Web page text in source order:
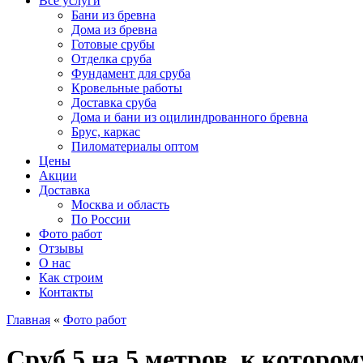
Бани из бревна
Дома из бревна
Готовые срубы
Отделка сруба
Фундамент для сруба
Кровельные работы
Доставка сруба
Дома и бани из оцилиндрованного бревна
Брус, каркас
Пиломатериалы оптом
Цены
Акции
Доставка
Москва и область
По России
Фото работ
Отзывы
О нас
Как строим
Контакты
Главная « Фото работ